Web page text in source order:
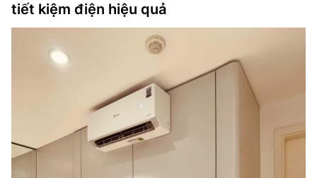
tiết kiệm điện hiệu quả